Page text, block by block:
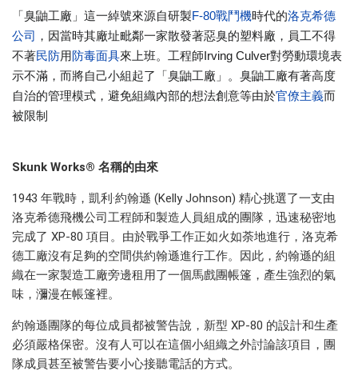
「臭鼬工廠」這一綽號來源自研製F-80戰鬥機時代的洛克希德
公司 ，因當時其廠址毗鄰一家散發著惡臭的塑料廠，員工不得
不著民防用防毒面具來上班。工程師Irving Culver對勞動環境表
示不滿，而將自己小組起了「臭鼬工廠」
。臭鼬工廠有著高度
自治的管理模式，避免組織內部的想法創意等由於官僚主義而
被限制
Skunk Works® 名稱的由來
1943 年戰時，凱利·約翰遜 (Kelly Johnson) 精心挑選了一支由
洛克希德飛機公司工程師和製造人員組成的團隊，迅速秘密地
完成了 XP-80 項目。由於戰爭工作正如火如荼地進行，洛克希
德工廠沒有足夠的空間供約翰遜進行工作。因此，約翰遜的組
織在一家製造工廠旁邊租用了一個馬戲團帳篷，產生強烈的氣
味，瀰漫在帳篷裡。
約翰遜團隊的每位成員都被警告說，新型 XP-80 的設計和生產
必須嚴格保密。沒有人可以在這個小組織之外討論該項目，團
隊成員甚至被警告要小心接聽電話的方式。